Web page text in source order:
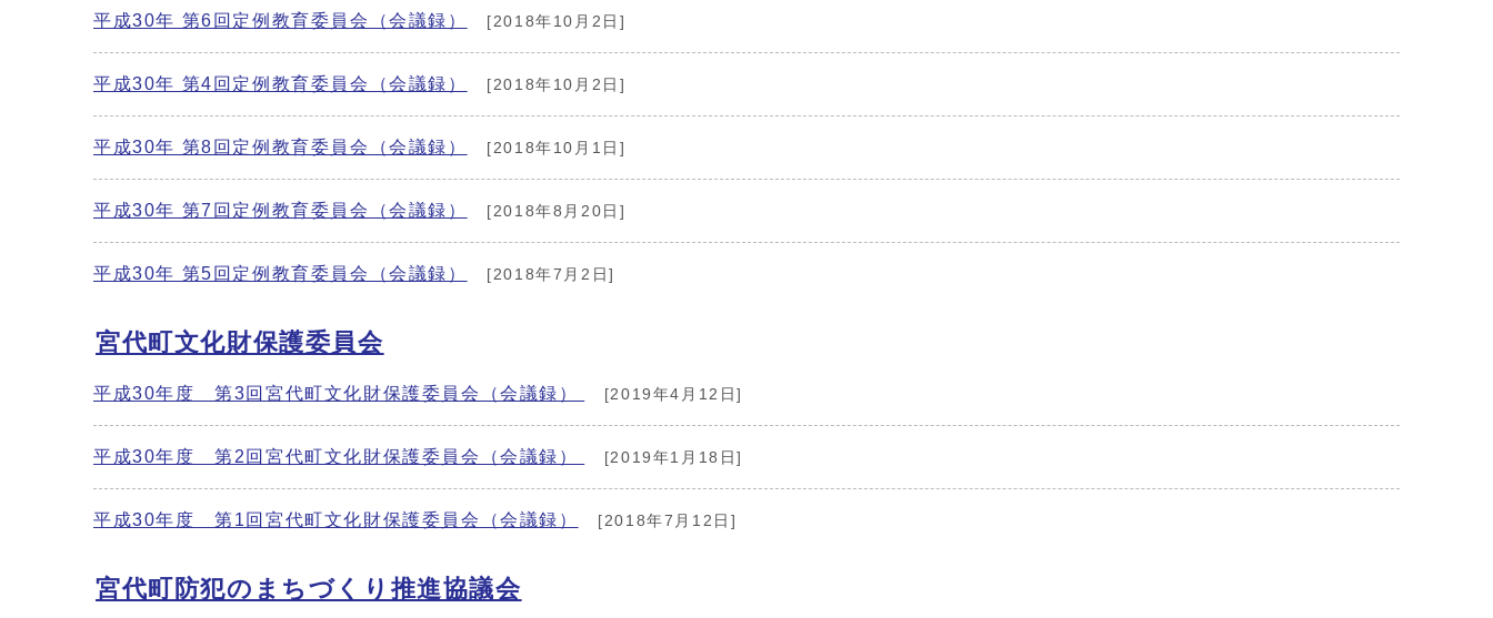
平成30年 第6回定例教育委員会（会議録） [2018年10月2日]
平成30年 第4回定例教育委員会（会議録） [2018年10月2日]
平成30年 第8回定例教育委員会（会議録） [2018年10月1日]
平成30年 第7回定例教育委員会（会議録） [2018年8月20日]
平成30年 第5回定例教育委員会（会議録） [2018年7月2日]
宮代町文化財保護委員会
平成30年度 第3回宮代町文化財保護委員会（会議録） [2019年4月12日]
平成30年度 第2回宮代町文化財保護委員会（会議録） [2019年1月18日]
平成30年度 第1回宮代町文化財保護委員会（会議録） [2018年7月12日]
宮代町防犯のまちづくり推進協議会